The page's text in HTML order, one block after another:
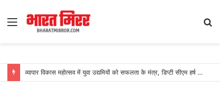
Menu
व्यापार विकास महोत्सव में युवा उद्यमियों को सफलता के मंत्र, डिप्टी सीएम हर्ष संघवी ने किया विशेष पुस्तक का विमोचन